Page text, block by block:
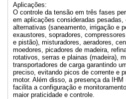
Aplicações:
O controle da tensão em três fases
em aplicações consideradas pesadas,
alternativas (saneamento, irrigação e
exaustores, sopradores,
e pistão), misturadores, aeradores,
moedores, picadores de madeira,
rotativos, serras e plainas (madeira),
transportadores de carga garantindo
preciso, evitando picos de corrente e
motor. Além disso, a presença da
facilita a configuração e
maior praticidade e controle.